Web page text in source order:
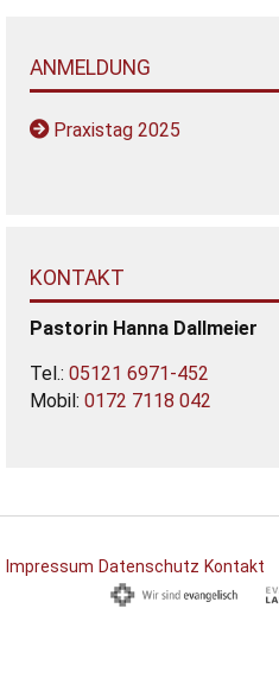
ANMELDUNG
Praxistag 2025
KONTAKT
Pastorin Hanna Dallmeier
Tel.: 05121 6971-452
Mobil: 0172 7118 042
Impressum Datenschutz Kontakt